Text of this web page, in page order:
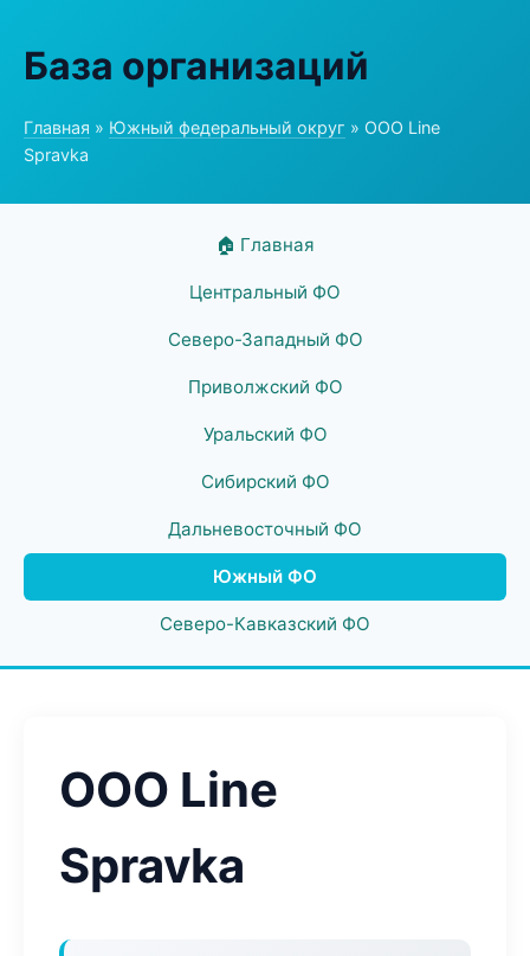
База организаций
Главная » Южный федеральный округ » ООО Line
Spravka
🏠 Главная
Центральный ФО
Северо-Западный ФО
Приволжский ФО
Уральский ФО
Сибирский ФО
Дальневосточный ФО
Южный ФО
Северо-Кавказский ФО
ООО Line
Spravka